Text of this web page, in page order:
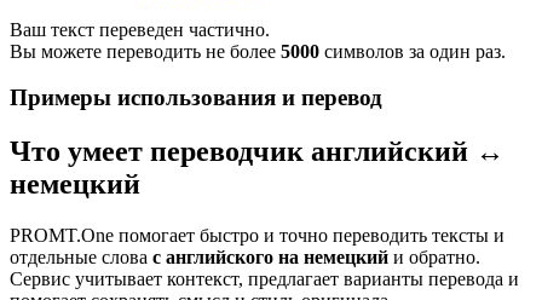
Ваш текст переведен частично.
Вы можете переводить не более 5000 символов за один раз.
Примеры использования и перевод
Что умеет переводчик английский ↔
немецкий
PROMT.One помогает быстро и точно переводить тексты и
отдельные слова с английского на немецкий и обратно.
Сервис учитывает контекст, предлагает варианты перевода и